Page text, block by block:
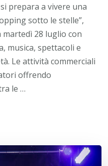
prepara a vivere una
sotto le stelle”,
martedì 28 luglio con
musica, spettacoli e
Le attività commerciali
offrendo
le …